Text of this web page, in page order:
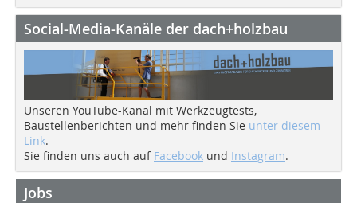
Social-Media-Kanäle der dach+holzbau
Unseren YouTube-Kanal mit Werkzeugtests,
Baustellenberichten und mehr finden Sie unter diesem
Link.
Sie finden uns auch auf Facebook und Instagram.
Jobs